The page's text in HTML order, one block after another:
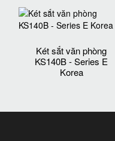
Két sắt văn phòng
KS140B - Series E
Korea